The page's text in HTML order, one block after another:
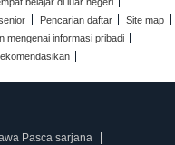
Pencarian daftar
Site map
mengenai informasi pribadi
Pasca sarjana